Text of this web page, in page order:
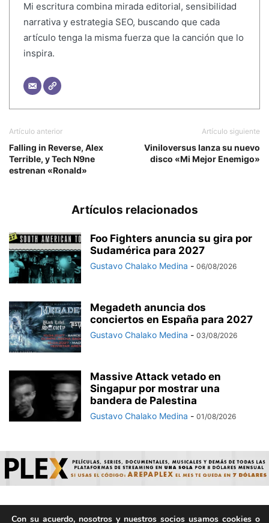
Mi escritura combina mirada editorial, sensibilidad
narrativa y estrategia SEO, buscando que cada
artículo tenga la misma fuerza que la canción que lo
inspira.
Artículo anterior
Falling in Reverse, Alex
Terrible, y Tech N9ne
estrenan «Ronald»
Artículo siguiente
Viniloversus lanza su nuevo
disco «Mi Mejor Enemigo»
Artículos relacionados
Foo Fighters anuncia su gira por
Sudamérica para 2027
Gustavo Chalako Medina - 06/08/2026
Megadeth anuncia dos
conciertos en España para 2027
Gustavo Chalako Medina - 03/08/2026
Massive Attack vetado en
Singapur por mostrar una
bandera de Palestina
Gustavo Chalako Medina - 01/08/2026
Con su acuerdo, nosotros y nuestros socios usamos cookies o